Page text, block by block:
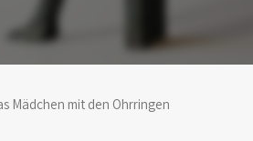
Mädchen mit den Ohrringen